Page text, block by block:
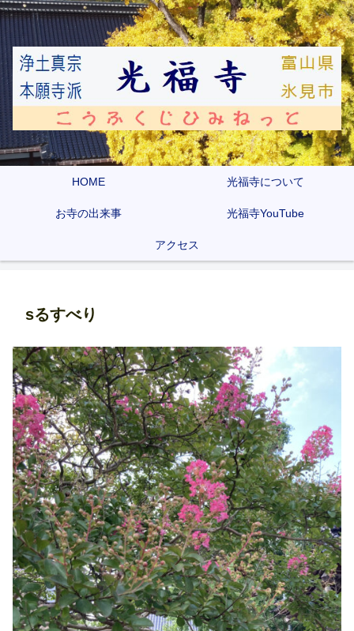
HOME 光福寺について
お寺の出来事 光福寺YouTube
アクセス
sるすべり